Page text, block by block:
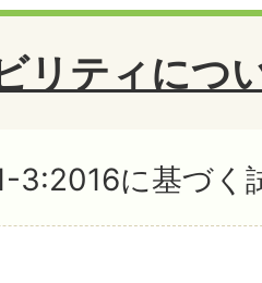
リティにつ
3:2016に基づく